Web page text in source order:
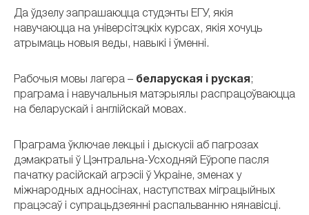
Да ўдзелу запрашаюцца студэнты ЕГУ, якія
навучаюцца на універсітэцкіх курсах, якія хочуць
атрымаць новыя веды, навыкі і ўменні.
Рабочыя мовы лагера – беларуская і руская;
праграма і навучальныя матэрыялы распрацоўваюцца
на беларускай і англійскай мовах.
Праграма ўключае лекцыі і дыскусіі аб пагрозах
дэмакратыі ў Цэнтральна-Усходняй Еўропе пасля
пачатку расійскай агрэсіі ў Украіне, зменах у
міжнародных адносінах, наступствах міграцыйных
працэсаў і супрацьдзеянні распальванню нянавісці.